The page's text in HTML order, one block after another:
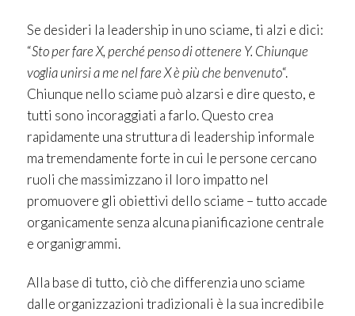
Se desideri la leadership in uno sciame, ti alzi e dici:
“Sto per fare X, perché penso di ottenere Y. Chiunque
voglia unirsi a me nel fare X è più che benvenuto“.
Chiunque nello sciame può alzarsi e dire questo, e
tutti sono incoraggiati a farlo. Questo crea
rapidamente una struttura di leadership informale
ma tremendamente forte in cui le persone cercano
ruoli che massimizzano il loro impatto nel
promuovere gli obiettivi dello sciame – tutto accade
organicamente senza alcuna pianificazione centrale
e organigrammi.
Alla base di tutto, ciò che differenzia uno sciame
dalle organizzazioni tradizionali è la sua incredibile